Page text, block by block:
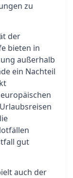
zu
der
bieten in
außerhalb
ein Nachteil
gut
auch der